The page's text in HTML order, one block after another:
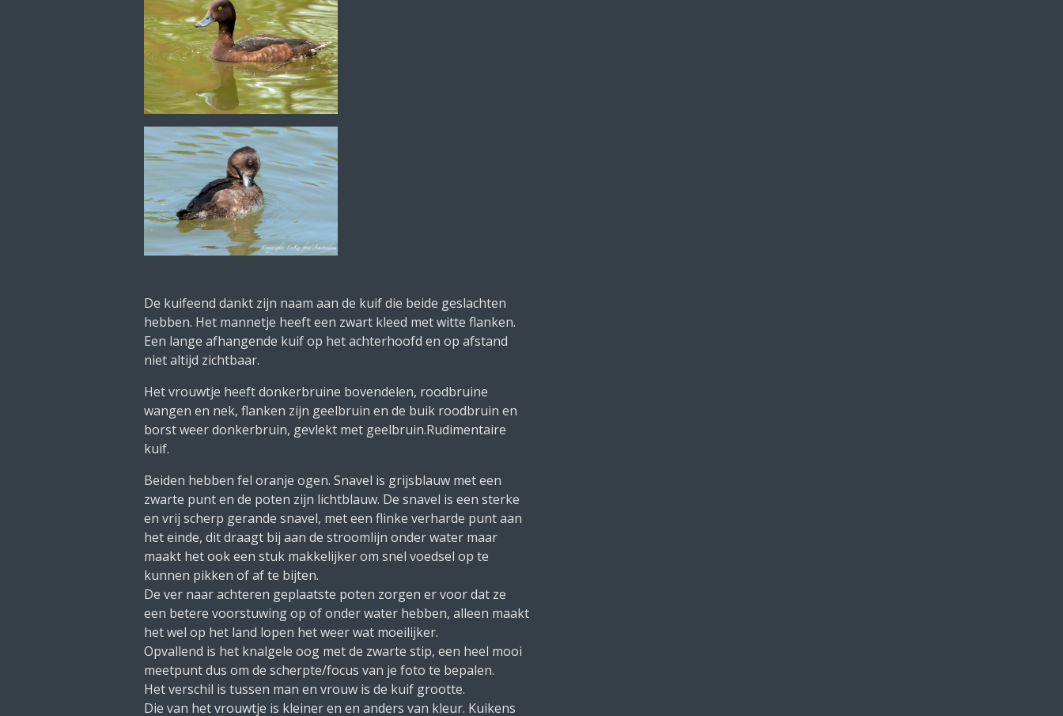
De kuifeend dankt zijn naam aan de kuif die beide geslachten
hebben. Het mannetje heeft een zwart kleed met witte flanken.
Een lange afhangende kuif op het achterhoofd en op afstand
niet altijd zichtbaar.
Het vrouwtje heeft donkerbruine bovendelen, roodbruine
wangen en nek, flanken zijn geelbruin en de buik roodbruin en
borst weer donkerbruin, gevlekt met geelbruin.Rudimentaire
kuif.
Beiden hebben fel oranje ogen. Snavel is grijsblauw met een
zwarte punt en de poten zijn lichtblauw. De snavel is een sterke
en vrij scherp gerande snavel, met een flinke verharde punt aan
het einde, dit draagt bij aan de stroomlijn onder water maar
maakt het ook een stuk makkelijker om snel voedsel op te
kunnen pikken of af te bijten.
De ver naar achteren geplaatste poten zorgen er voor dat ze
een betere voorstuwing op of onder water hebben, alleen maakt
het wel op het land lopen het weer wat moeilijker.
Opvallend is het knalgele oog met de zwarte stip, een heel mooi
meetpunt dus om de scherpte/focus van je foto te bepalen.
Het verschil is tussen man en vrouw is de kuif grootte.
Die van het vrouwtje is kleiner en en anders van kleur. Kuikens